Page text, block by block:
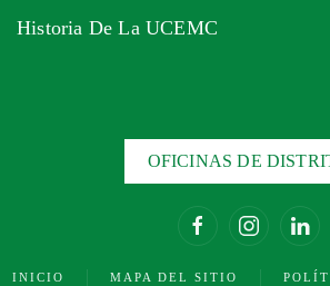
Historia De La UCEMC
OFICINAS DE
INICIO MAPA DEL SITIO